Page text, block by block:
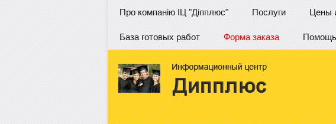
Про компанію ІЦ "Діпплюс" Послуги Цены
База готовых работ Форма заказа Помощь